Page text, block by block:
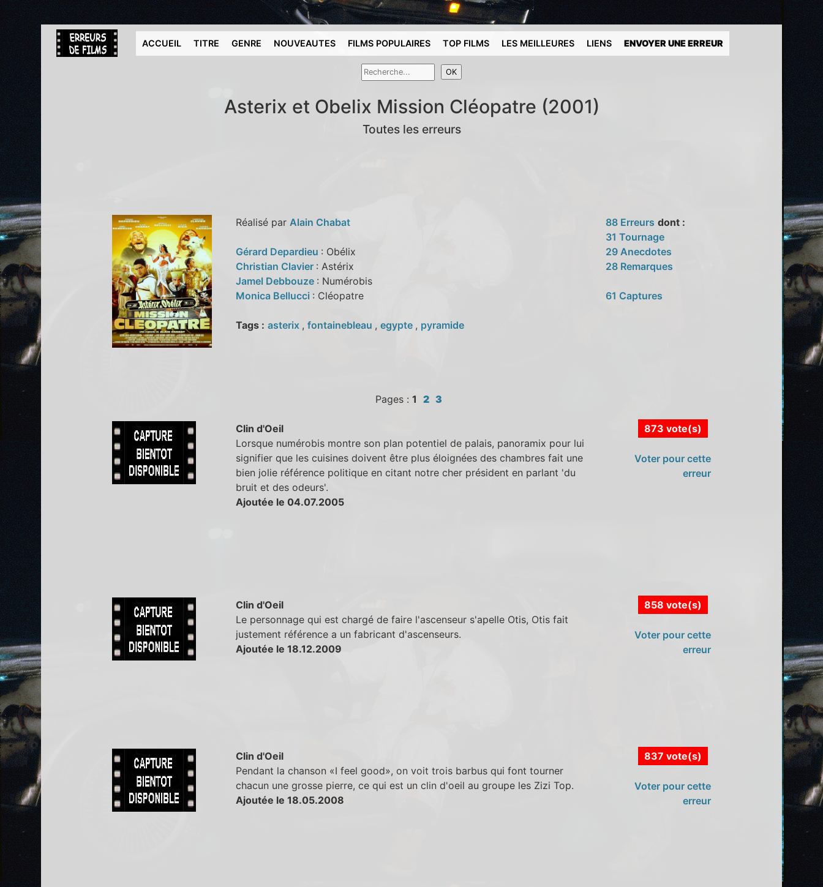
ACCUEIL TITRE GENRE NOUVEAUTES FILMS POPULAIRES TOP FILMS LES MEILLEURES LIENS ENVOYER UNE ERREUR
Asterix et Obelix Mission Cléopatre (2001)
Toutes les erreurs
Réalisé par Alain Chabat
Gérard Depardieu : Obélix
Christian Clavier : Astérix
Jamel Debbouze : Numérobis
Monica Bellucci : Cléopatre
Tags : asterix , fontainebleau , egypte , pyramide
88 Erreurs dont :
31 Tournage
29 Anecdotes
28 Remarques
61 Captures
Pages : 1 2 3
Clin d'Oeil
Lorsque numérobis montre son plan potentiel de palais, panoramix pour lui
signifier que les cuisines doivent être plus éloignées des chambres fait une
bien jolie référence politique en citant notre cher président en parlant 'du
bruit et des odeurs'.
Ajoutée le 04.07.2005
873 vote(s)
Voter pour cette
erreur
Clin d'Oeil
Le personnage qui est chargé de faire l'ascenseur s'apelle Otis, Otis fait
justement référence a un fabricant d'ascenseurs.
Ajoutée le 18.12.2009
858 vote(s)
Voter pour cette
erreur
Clin d'Oeil
Pendant la chanson «I feel good», on voit trois barbus qui font tourner
chacun une grosse pierre, ce qui est un clin d'oeil au groupe les Zizi Top.
Ajoutée le 18.05.2008
837 vote(s)
Voter pour cette
erreur